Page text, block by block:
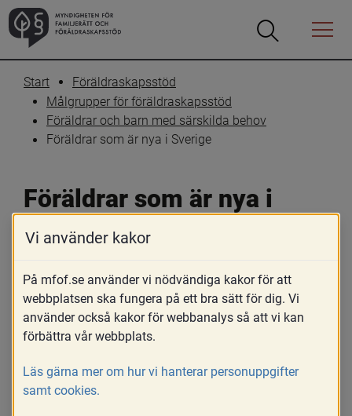
Öppna
Öppna
Menyn
Start
Föräldraskapsstöd
Målgrupper för föräldraskapsstöd
Föräldrar och barn med särskilda behov
Föräldrar som är nya i Sverige
Föräldrar som är nya i
Sverige
Skriv ut Dela
Föräldrar är viktiga för barns utveckling
och hälsa. Många faktorer i samhället kan
Det är viktigt att föräldrar får tillgång till
Vi använder kakor
På mfof.se använder vi nödvändiga kakor för att
webbplatsen ska fungera på ett bra sätt för dig. Vi
använder också kakor för webbanalys så att vi kan
förbättra vår webbplats.
Läs gärna mer om hur vi hanterar personuppgifter
samt cookies.